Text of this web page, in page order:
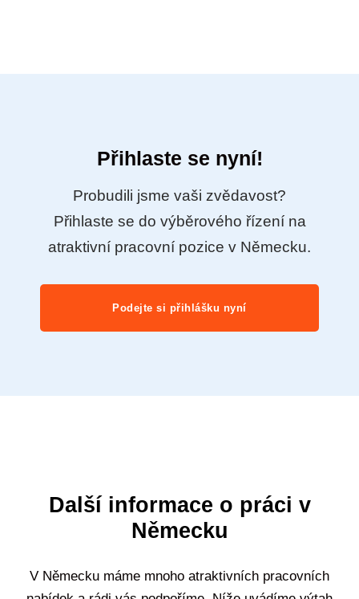
Přihlaste se nyní!
Probudili jsme vaši zvědavost?
Přihlaste se do výběrového řízení na
atraktivní pracovní pozice v Německu.
Podejte si přihlášku nyní
Další informace o práci v
Německu
V Německu máme mnoho atraktivních pracovních